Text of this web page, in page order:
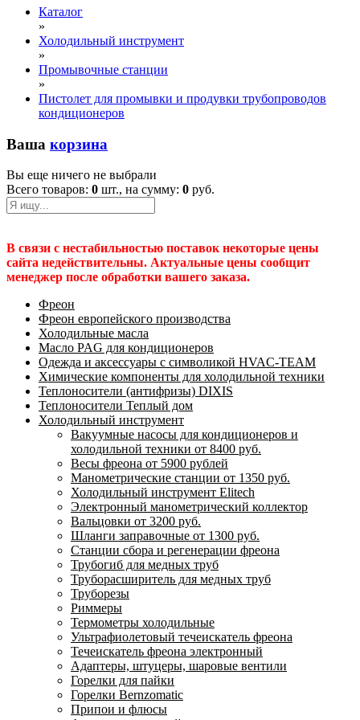
Каталог
»
Холодильный инструмент
»
Промывочные станции
»
Пистолет для промывки и продувки трубопроводов
кондиционеров
Ваша корзина
Вы еще ничего не выбрали
Всего товаров: 0 шт., на сумму: 0 руб.
В связи с нестабильностью поставок некоторые цены
сайта недействительны. Актуальные цены сообщит
менеджер после обработки вашего заказа.
Фреон
Фреон европейского производства
Холодильные масла
Масло PAG для кондиционеров
Одежда и аксессуары с символикой HVAC-TEAM
Химические компоненты для холодильной техники
Теплоносители (антифризы) DIXIS
Теплоносители Теплый дом
Холодильный инструмент
Вакуумные насосы для кондиционеров и
холодильной техники от 8400 руб.
Весы фреона от 5900 рублей
Манометрические станции от 1350 руб.
Холодильный инструмент Elitech
Электронный манометрический коллектор
Вальцовки от 3200 руб.
Шланги заправочные от 1300 руб.
Станции сбора и регенерации фреона
Трубогиб для медных труб
Труборасширитель для медных труб
Труборезы
Риммеры
Термометры холодильные
Ультрафиолетовый течеискатель фреона
Течеискатель фреона электронный
Адаптеры, штуцеры, шаровые вентили
Горелки для пайки
Горелки Bernzomatic
Припои и флюсы